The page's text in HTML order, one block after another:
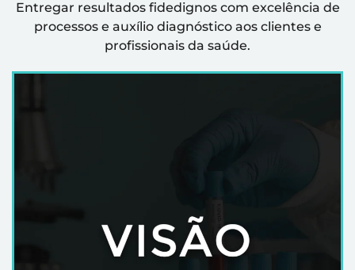
Entregar resultados fidedignos com excelência de
processos e auxílio diagnóstico aos clientes e
profissionais da saúde.